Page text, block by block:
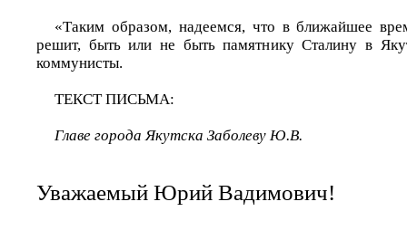
«Таким образом, надеемся, что в ближайшее
решит, быть или не быть памятнику Сталину в
коммунисты.
ТЕКСТ ПИСЬМА:
Главе города Якутска Заболеву Ю.В.
Уважаемый Юрий Вадимович!